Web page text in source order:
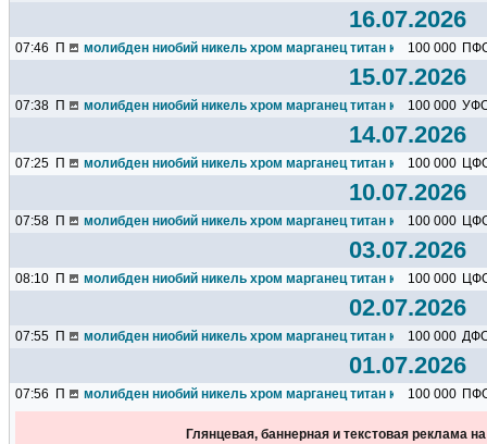
16.07.2026
07:46 П молибден ниобий никель хром марганец титан кремний чугун
100 000
15.07.2026
07:38 П молибден ниобий никель хром марганец титан кремний чугун
100 000
14.07.2026
07:25 П молибден ниобий никель хром марганец титан кремний чугун
100 000
10.07.2026
07:58 П молибден ниобий никель хром марганец титан кремний чугун
100 000
03.07.2026
08:10 П молибден ниобий никель хром марганец титан кремний чугун
100 000
02.07.2026
07:55 П молибден ниобий никель хром марганец титан кремний чугун
100 000
01.07.2026
07:56 П молибден ниобий никель хром марганец титан кремний чугун
100 000
Глянцевая, баннерная и текстовая реклама